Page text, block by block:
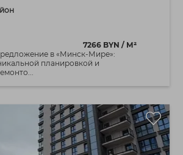
7266 BYN / М²
в «Минск‑Мире»:
планировкой и